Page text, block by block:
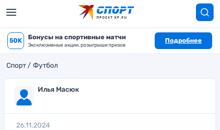
50K Бонусы на спортивные матчи
Эксклюзивные акции, розыгрыши призов
Подробнее
Спорт Футбол
Илья Масюк
26.11.2024